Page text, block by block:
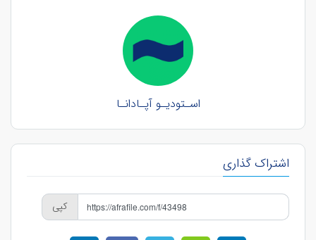
اسـتودیـو آپـادانـا
اشتراک گذاری
کپی